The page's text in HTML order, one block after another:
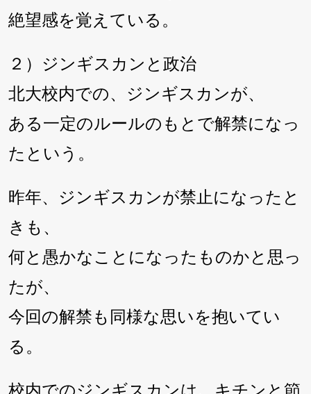
絶望感を覚えている。
２）ジンギスカンと政治
北大校内での、ジンギスカンが、
ある一定のルールのもとで解禁になっ
たという。
昨年、ジンギスカンが禁止になったと
きも、
何と愚かなことになったものかと思っ
たが、
今回の解禁も同様な思いを抱いてい
る。